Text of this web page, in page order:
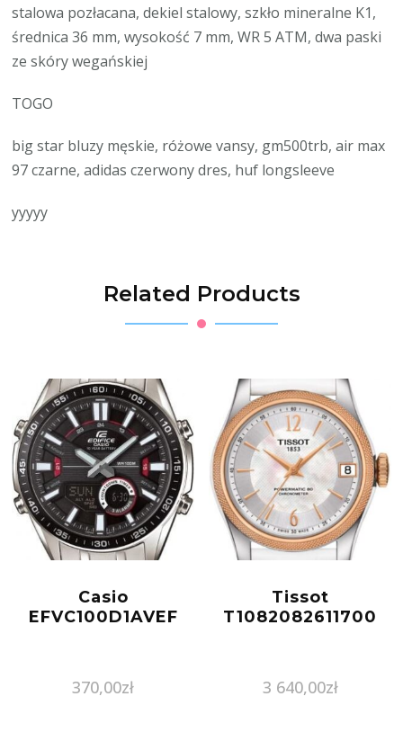
stalowa pozłacana, dekiel stalowy, szkło mineralne K1,
średnica 36 mm, wysokość 7 mm, WR 5 ATM, dwa paski
ze skóry wegańskiej
TOGO
big star bluzy męskie, różowe vansy, gm500trb, air max
97 czarne, adidas czerwony dres, huf longsleeve
yyyyy
Related Products
Casio
EFVC100D1AVEF
370,00zł
Tissot
T1082082611700
3 640,00zł